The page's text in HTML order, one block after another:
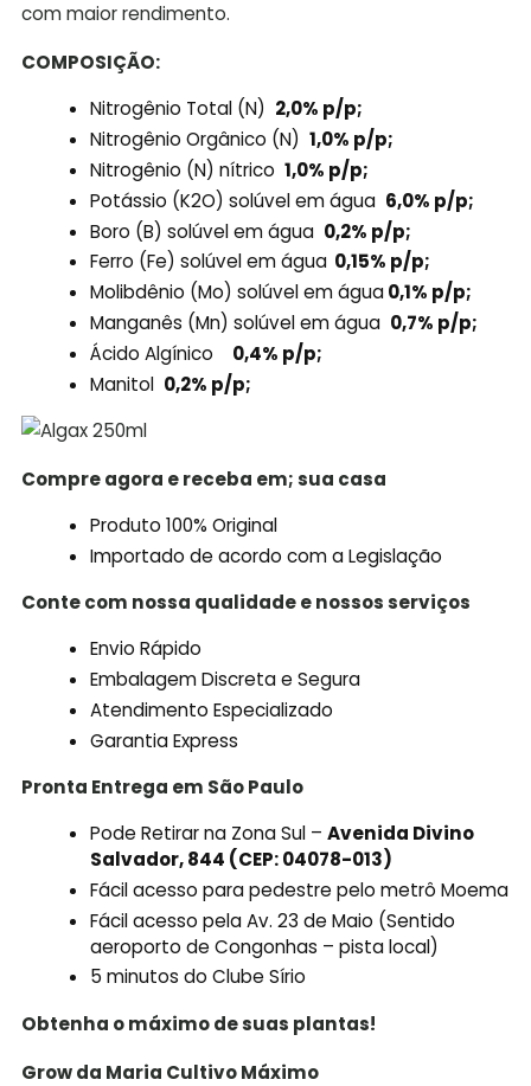
com maior rendimento.
COMPOSIÇÃO:
Nitrogênio Total (N) 2,0% p/p;
Nitrogênio Orgânico (N)1,0% p/p;
Nitrogênio (N) nítrico1,0% p/p;
Potássio (K2O) solúvel em água 6,0% p/p;
Boro (B) solúvel em água 0,2% p/p;
Ferro (Fe) solúvel em água 0,15% p/p;
Molibdênio (Mo) solúvel em água0,1% p/p;
Manganês (Mn) solúvel em água 0,7% p/p;
Ácido Algínico 0,4% p/p;
Manitol 0,2% p/p;
Compre agora e receba em; sua casa
Produto 100% Original
Importado de acordo com a Legislação
Conte com nossa qualidade e nossos serviços
Envio Rápido
Embalagem Discreta e Segura
Atendimento Especializado
Garantia Express
Pronta Entrega em São Paulo
Pode Retirar na Zona Sul –Avenida Divino
Salvador, 844 (CEP: 04078-013)
Fácil acesso para pedestre pelo metrô Moema
Fácil acesso pela Av. 23 de Maio (Sentido
aeroporto de Congonhas – pista local)
5 minutos do Clube Sírio
Obtenha o máximo de suas plantas!
Grow da Maria Cultivo Máximo